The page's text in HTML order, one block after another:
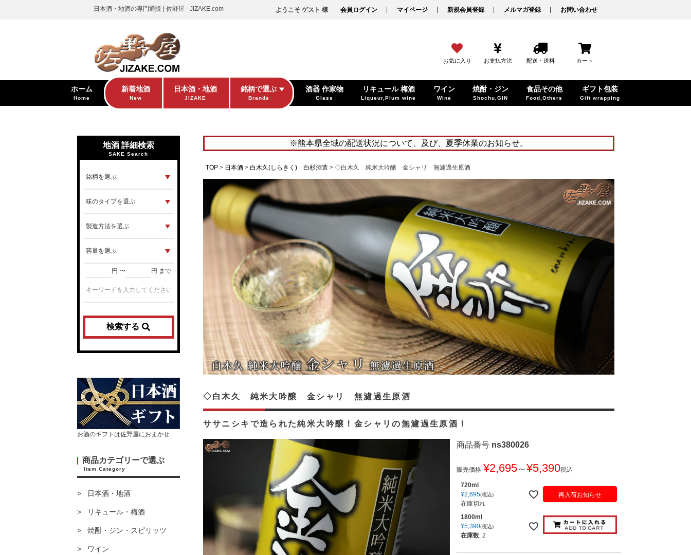
日本酒・地酒の専門通販 | 佐野屋 - JIZAKE.com - ようこそ ゲスト 様 会員ログイン マイページ 新規会員登録 メルマガ登録 お問い合わせ
お気に入り お支払方法 配送・送料 カート
ホーム
Home
新着地酒
New
日本酒・地酒
JIZAKE
銘柄で選ぶ
Brands
酒器 作家物
Glass
リキュール 梅酒
Liqueur,Plum wine
ワイン
Wine
焼酎・ジン
Shochu,GIN
食品その他
Food,Others
ギフト包装
Gift wrapping
地酒 詳細検索
SAKE Search
円 〜 円 まで
検索する
お酒のギフトは佐野屋におまかせ
商品カテゴリーで選ぶ
Item Category
日本酒・地酒
リキュール・梅酒
焼酎・ジン・スピリッツ
ワイン
※熊本県全域の配送状況について、及び、夏季休業のお知らせ。
TOP 日本酒 白木久(しらきく) 白杉酒造 ◇白木久 純米大吟醸 金シャリ 無濾過生原酒
ササニシキで造られた純米大吟醸！金シャリの無濾過生原酒！
◇白木久 純米大吟醸 金シャリ 無濾過生原酒
商品番号 ns380026
販売価格 ¥2,695 〜 ¥5,390税込
720ml
¥2,695 税込
在庫切れ
再入荷お知らせ
1800ml
¥5,390 税込
在庫数: 2